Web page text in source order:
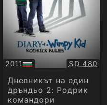
2011
БГ
аудио
SD 480
Дневникът на един
дръндьо 2: Родрик
командори